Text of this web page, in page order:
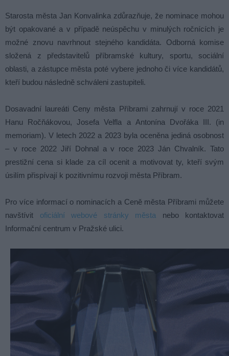
Starosta města Jan Konvalinka zdůrazňuje, že nominace mohou
být opakované a v případě neúspěchu v minulých ročnících je
možné znovu navrhnout stejného kandidáta. Odborná komise
složená z představitelů příbramské kultury, sportu, sociální
oblasti, a zástupce města poté vybere jednoho či více kandidátů,
kteří budou následně schváleni zastupiteli.
Dosavadní laureáti Ceny města Příbrami zahrnují v roce 2021
Hanu Ročňákovou, Josefa Velfla a Antonína Dvořáka III. (in
memoriam). V letech 2022 a 2023 byla oceněna jediná osobnost
– v roce 2022 Jiří Dohnal a v roce 2023 Ján Chvalník. Tato
prestižní cena si klade za cíl ocenit a motivovat ty, kteří svým
úsilím přispívají k pozitivnímu rozvoji města Příbram.
Pro více informací o nominacích a Ceně města Příbrami můžete
navštívit oficiální webové stránky města nebo kontaktovat
Informační centrum v Pražské ulici.